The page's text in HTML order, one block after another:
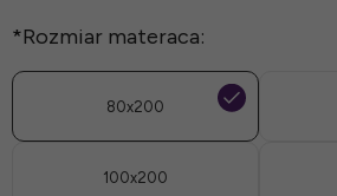
*Rozmiar materaca:
80x200
100x200